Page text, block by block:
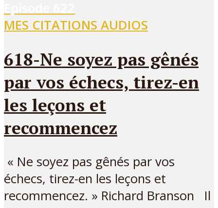
MES CITATIONS AUDIOS
618-Ne soyez pas gênés
par vos échecs, tirez-en
les leçons et
recommencez
« Ne soyez pas gênés par vos
échecs, tirez-en les leçons et
recommencez. » Richard Branson Il